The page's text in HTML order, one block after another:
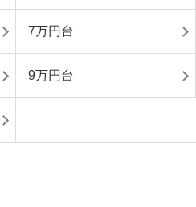
7万円台
9万円台